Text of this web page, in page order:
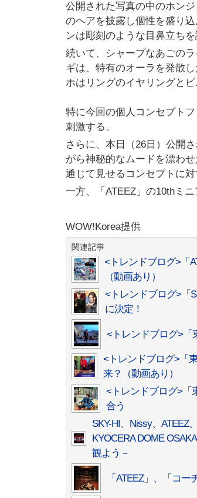
公開された写真の中のホン
のヘアを披露し個性を盛り
ンは彫刻のような目鼻立ちを
続いて、シャープなあごの
ギは、特有のオーラを発散
ホはリングのイヤリングと
特に今回の個人コンセプト
刺激する。
さらに、本日（26日）公開
がら神秘的なムードを漂わ
通じて見せるコンセプトに対
一方、「ATEEZ」の10thミ
WOW!Korea提供
関連記事
<トレンドブログ>「
（動画あり）
<トレンドブログ>「
に決定！
<トレンドブログ>「
<トレンドブログ>「
来？（動画あり）
<トレンドブログ>「
合う
SKY-HI、Nissy、ATEEZ
KYOCERA DOME
観よう－
「ATEEZ」、「コ